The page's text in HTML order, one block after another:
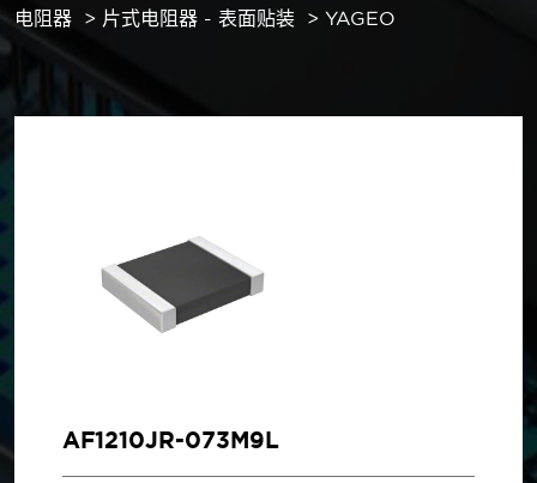
电阻器 片式电阻器 - 表面贴装 YAGEO
AF1210JR-073M9L